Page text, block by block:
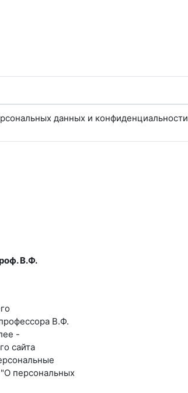
данных и конфиденциальности
В.Ф.
В.Ф.
-
сайта
персональных